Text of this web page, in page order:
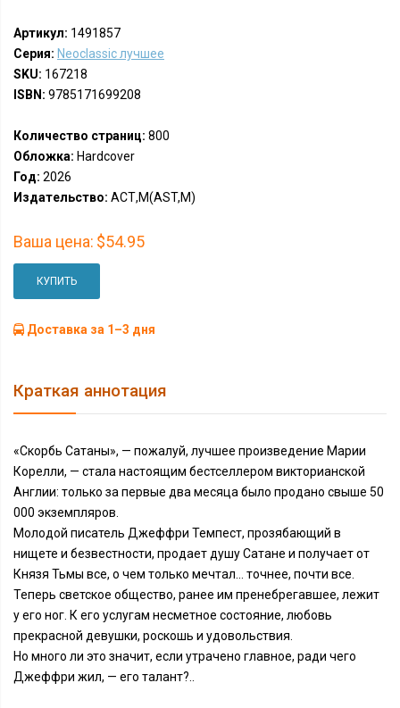
Артикул: 1491857
Серия: Neoclassic лучшее
SKU: 167218
ISBN: 9785171699208
Количество страниц: 800
Обложка: Hardcover
Год: 2026
Издательство: АСТ,М(AST,M)
Ваша цена: $54.95
КУПИТЬ
Доставка за 1–3 дня
Краткая аннотация
«Скорбь Сатаны», — пожалуй, лучшее произведение Марии
Корелли, — стала настоящим бестселлером викторианской
Англии: только за первые два месяца было продано свыше 50
000 экземпляров.
Молодой писатель Джеффри Темпест, прозябающий в
нищете и безвестности, продает душу Сатане и получает от
Князя Тьмы все, о чем только мечтал… точнее, почти все.
Теперь светское общество, ранее им пренебрегавшее, лежит
у его ног. К его услугам несметное состояние, любовь
прекрасной девушки, роскошь и удовольствия.
Но много ли это значит, если утрачено главное, ради чего
Джеффри жил, — его талант?..